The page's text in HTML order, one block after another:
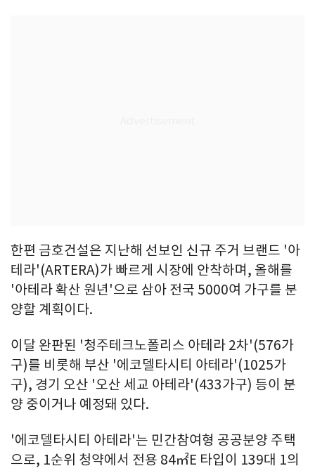
한편 금호건설은 지난해 선보인 신규 주거 브랜드 '아
테라'(ARTERA)가 빠르게 시장에 안착하며, 올해를
'아테라 확산 원년'으로 삼아 전국 5000여 가구를 분
양할 계획이다.
이달 완판된 '청주테크노폴리스 아테라 2차'(576가
구)를 비롯해 부산 '에코델타시티 아테라'(1025가
구), 경기 오산 '오산 세교 아테라'(433가구) 등이 분
양 중이거나 예정돼 있다.
'에코델타시티 아테라'는 민간참여형 공공분양 주택
으로, 1순위 청약에서 전용 84㎡E 타입이 139대 1의